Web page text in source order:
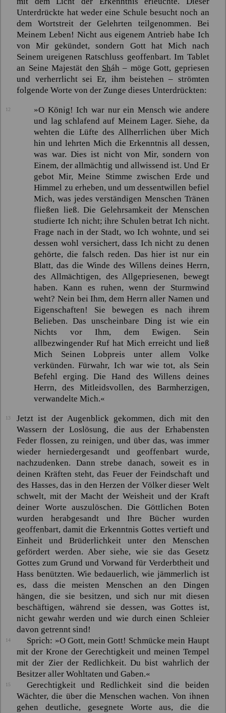
Unterdrückte hat weder eine Schule besucht noch an
dem Wortstreit der Gelehrten teilgenommen. Bei
Meinem Leben! Nicht aus eigenem Antrieb habe Ich
von Mir gekündet, sondern Gott hat Mich nach
Seinem ureigenen Ratschluss geoffenbart. Im Tablet
an Seine Majestät den Sháh – möge Gott, gepriesen
und verherrlicht sei Er, ihm beistehen – strömten
folgende Worte von der Zunge dieses Unterdrückten:
12
»O König! Ich war nur ein Mensch wie andere
und lag schlafend auf Meinem Lager. Siehe, da
wehten die Lüfte des Allherrlichen über Mich
hin und lehrten Mich die Erkenntnis all dessen,
was war. Dies ist nicht von Mir, sondern von
Einem, der allmächtig und allwissend ist. Und Er
gebot Mir, Meine Stimme zwischen Erde und
Himmel zu erheben, und um dessentwillen befiel
Mich, was jedes verständigen Menschen Tränen
fließen ließ. Die Gelehrsamkeit der Menschen
studierte Ich nicht; ihre Schulen betrat Ich nicht.
Frage nach in der Stadt, wo Ich wohnte, und sei
dessen wohl versichert, dass Ich nicht zu denen
gehörte, die falsch reden. Das hier ist nur ein
Blatt, das die Winde des Willens deines Herrn,
des Allmächtigen, des Allgepriesenen, bewegt
haben. Kann es ruhen, wenn der Sturmwind
weht? Nein bei Ihm, dem Herrn aller Namen und
Eigenschaften! Sie bewegen es nach ihrem
Belieben. Das unscheinbare Ding ist wie ein
Nichts vor Ihm, dem Ewigen. Sein
allbezwingender Ruf hat Mich erreicht und ließ
Mich Seinen Lobpreis unter allem Volke
verkünden. Fürwahr, Ich war wie tot, als Sein
Befehl erging. Die Hand des Willens deines
Herrn, des Mitleidsvollen, des Barmherzigen,
verwandelte Mich.«
13
Jetzt ist der Augenblick gekommen, dich mit den
Wassern der Loslösung, die aus der Erhabensten
Feder flossen, zu reinigen, und über das, was immer
wieder herniedergesandt und geoffenbart wurde,
nachzudenken. Dann strebe danach, soweit es in
deinen Kräften steht, das Feuer der Feindschaft und
des Hasses, das in den Herzen der Völker dieser Welt
schwelt, mit der Macht der Weisheit und der Kraft
deiner Worte auszulöschen. Die Göttlichen Boten
wurden herabgesandt und Ihre Bücher wurden
geoffenbart, damit die Erkenntnis Gottes vertieft und
Einheit und Brüderlichkeit unter den Menschen
gefördert werden. Aber siehe, wie sie das Gesetz
Gottes zum Grund und Vorwand für Verderbtheit und
Hass benützten. Wie bedauerlich, wie jämmerlich ist
es, dass die meisten Menschen an den Dingen
hängen, die sie besitzen, und sich nur mit diesen
beschäftigen, während sie dessen, was Gottes ist,
nicht gewahr werden und wie durch einen Schleier
davon getrennt sind!
14
Sprich: »O Gott, mein Gott! Schmücke mein Haupt
mit der Krone der Gerechtigkeit und meinen Tempel
mit der Zier der Redlichkeit. Du bist wahrlich der
Besitzer aller Wohltaten und Gaben.«
15
Gerechtigkeit und Redlichkeit sind die beiden
Wächter, die über die Menschen wachen. Von ihnen
gehen deutliche, gesegnete Worte aus, die die